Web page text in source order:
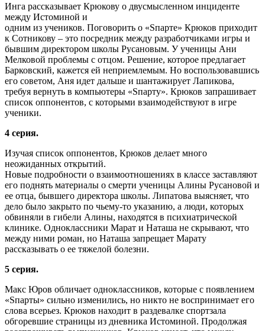
Инга рассказывает Крюкову о двусмысленном инциденте
между Истоминой и
одним из учеников. Поговорить о «Sпарте» Крюков приходит
к Сотникову – это посредник между разработчиками игры и
бывшим директором школы Русановым. У ученицы Ани
Мелковой проблемы с отцом. Решение, которое предлагает
Барковский, кажется ей неприемлемым. Но воспользовавшись
его советом, Аня идет дальше и шантажирует Лапикова,
требуя вернуть в компьютеры «Sпарту». Крюков запрашивает
список оппонентов, с которыми взаимодействуют в игре
ученики.
4 серия.
Изучая список оппонентов, Крюков делает много
неожиданных открытий.
Новые подробности о взаимоотношениях в классе заставляют
его поднять материалы о смерти ученицы Алины Русановой и
ее отца, бывшего директора школы. Липатова выясняет, что
дело было закрыто по чьему-то указанию, а люди, которых
обвиняли в гибели Алины, находятся в психиатрической
клинике. Одноклассники Марат и Наташа не скрывают, что
между ними роман, но Наташа запрещает Марату
рассказывать о ее тяжелой болезни.
5 серия.
Макс Юров обличает одноклассников, которые с появлением
«Sпарты» сильно изменились, но никто не воспринимает его
слова всерьез. Крюков находит в раздевалке спортзала
обгоревшие страницы из дневника Истоминой. Продолжая